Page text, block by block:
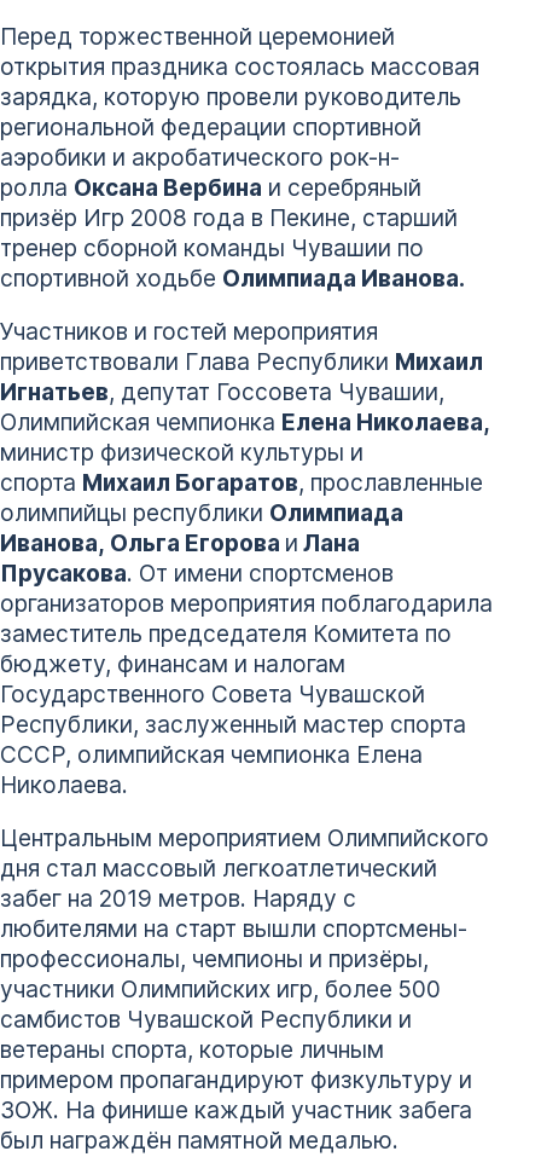
Перед торжественной церемонией
открытия праздника состоялась массовая
зарядка, которую провели руководитель
региональной федерации спортивной
аэробики и акробатического рок-н-
ролла Оксана Вербина и серебряный
призёр Игр 2008 года в Пекине, старший
тренер сборной команды Чувашии по
спортивной ходьбе Олимпиада Иванова.
Участников и гостей мероприятия
приветствовали Глава Республики Михаил
Игнатьев, депутат Госсовета Чувашии,
Олимпийская чемпионка Елена Николаева,
министр физической культуры и
спорта Михаил Богаратов, прославленные
олимпийцы республики Олимпиада
Иванова, Ольга Егорова и Лана
Прусакова. От имени спортсменов
организаторов мероприятия поблагодарила
заместитель председателя Комитета по
бюджету, финансам и налогам
Государственного Совета Чувашской
Республики, заслуженный мастер спорта
СССР, олимпийская чемпионка Елена
Николаева.
Центральным мероприятием Олимпийского
дня стал массовый легкоатлетический
забег на 2019 метров. Наряду с
любителями на старт вышли спортсмены-
профессионалы, чемпионы и призёры,
участники Олимпийских игр, более 500
самбистов Чувашской Республики и
ветераны спорта, которые личным
примером пропагандируют физкультуру и
ЗОЖ. На финише каждый участник забега
был награждён памятной медалью.